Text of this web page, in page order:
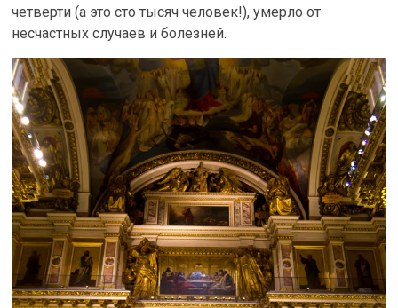
четверти (а это сто тысяч человек!), умерло от
несчастных случаев и болезней.